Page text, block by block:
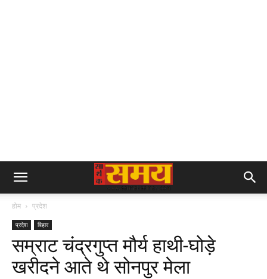
होम प्रदेश
प्रदेश बिहार
सम्राट चंद्रगुप्त मौर्य हाथी-घोड़े
खरीदने आते थे सोनपुर मेला